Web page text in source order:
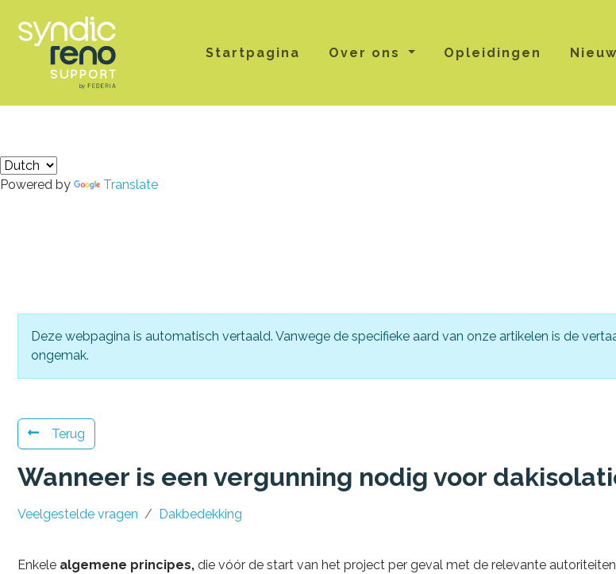
Powered by Translate
Startpagina Over ons Opleidingen
Deze webpagina is automatisch vertaald. Vanwege de specifieke aard van onze artikelen is de
ongemak.
Terug
Wanneer is een vergunning nodig voor
Veelgestelde vragen Dakbedekking
Enkele algemene principes, die vóór de start van het project per geval met de relevante